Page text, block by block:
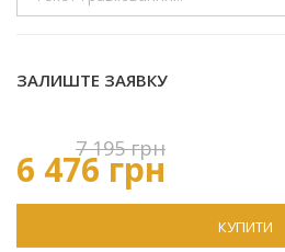
ЗАЛИШТЕ ЗАЯВКУ
7 195 грн
6 476 грн
КУПИТИ